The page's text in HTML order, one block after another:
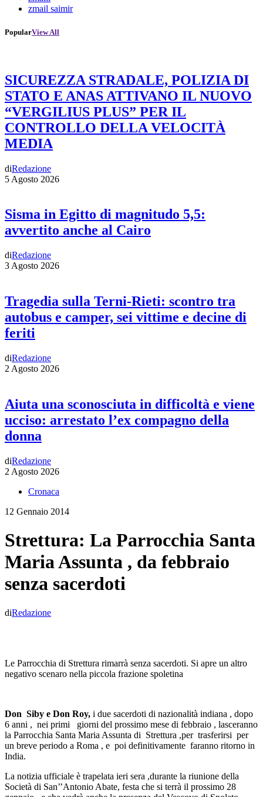
zmail saimir
PopularView All
SICUREZZA STRADALE, POLIZIA DI
STATO E ANAS ATTIVANO IL NUOVO
“VERGILIUS PLUS” PER IL
CONTROLLO DELLA VELOCITÀ
MEDIA
diRedazione
5 Agosto 2026
Sisma in Egitto di magnitudo 5,5:
avvertito anche al Cairo
diRedazione
3 Agosto 2026
Tragedia sulla Terni-Rieti: scontro tra
autobus e camper, sei vittime e decine di
feriti
diRedazione
2 Agosto 2026
Aiuta una sconosciuta in difficoltà e viene
ucciso: arrestato l’ex compagno della
donna
diRedazione
2 Agosto 2026
Cronaca
12 Gennaio 2014
Strettura: La Parrocchia Santa
Maria Assunta , da febbraio
senza sacerdoti
diRedazione
Le Parrocchia di Strettura rimarrà senza sacerdoti. Si apre un altro
negativo scenaro nella piccola frazione spoletina
Don Siby e Don Roy, i due sacerdoti di nazionalità indiana , dopo
6 anni , nei primi giorni del prossimo mese di febbraio , lasceranno
la Parrocchia Santa Maria Assunta di Strettura ,per trasferirsi per
un breve periodo a Roma , e poi definitivamente faranno ritorno in
India.
La notizia ufficiale è trapelata ieri sera ,durante la riunione della
Società di San’’Antonio Abate, festa che si terrà il prossimo 28